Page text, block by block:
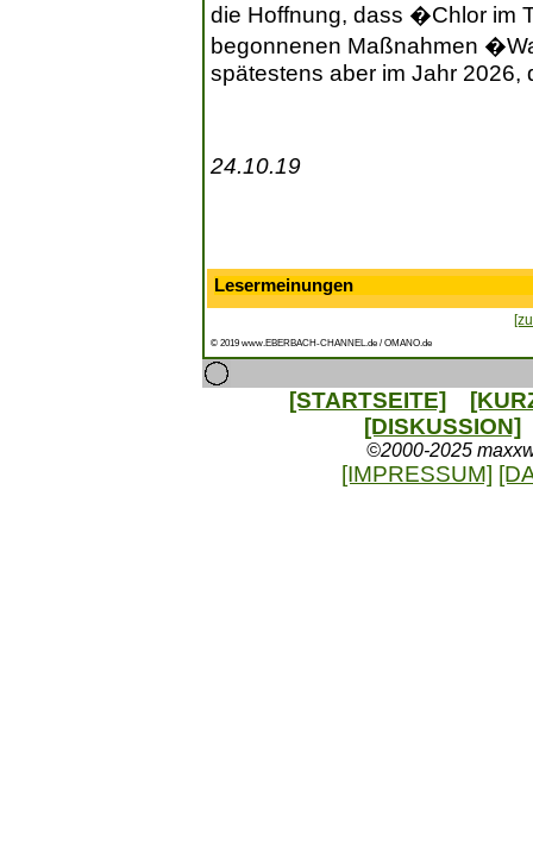
die Hoffnung, dass �Chlor im
begonnenen Maßnahmen
spätestens aber im Jahr 2026,
24.10.19
Lesermeinungen
© 2019 www.EBERBACH-CHANNEL.de / OMANO.de
[STARTSEITE]
[DISKUSSION]
©2000-2025
[IMPRESSUM]